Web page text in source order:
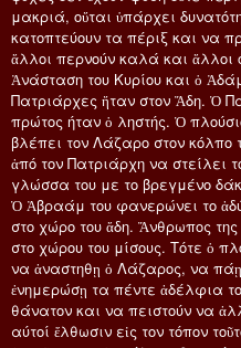
μακριά, οὔται ὑπάρχει
κατοπτεύουν τα πέριξ και να
ἄλλοι περνούν καλά και ἄλλοι
Ἀνάσταση του Κυρίου και ὁ
Πατριάρχες ἥταν στον Ἄδη. Ὁ
πρώτος ήταν ὁ ληστής. Ὁ
βλέπει τον Λάζαρο στον
ἀπό τον Πατριάρχη να στείλει
γλώσσα του με το βρεγμένο
Ὁ Ἀβραάμ του φανερώνει το
στο χώρο του ἄδη. Ἄνθρωπος
στο χώρου του μίσους. Τότε ὁ
να ἀναστηθῃ ὁ Λάζαρος, να πάῃ
ἐνημερώσῃ τα πέντε ἀδέλφια
θάνατον και να πειστούν να
αύτοί ἔλθωσιν εἰς τον τόπον